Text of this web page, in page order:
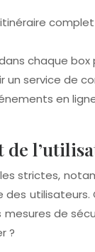
chaque
un service de
en
strictes,
de
?